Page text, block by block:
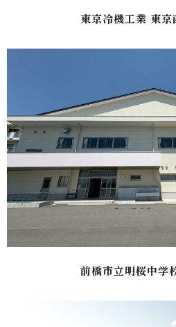
東京冷機工業 東京
前橋市立明桜中学